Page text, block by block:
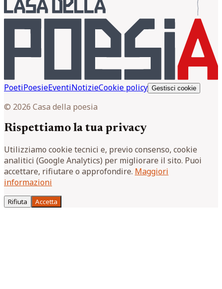
PoetiPoesieEventiNotizieCookie policy Gestisci cookie
© 2026 Casa della poesia
Rispettiamo la tua privacy
Utilizziamo cookie tecnici e, previo consenso, cookie
analitici (Google Analytics) per migliorare il sito. Puoi
accettare, rifiutare o approfondire. Maggiori
informazioni
Rifiuta Accetta